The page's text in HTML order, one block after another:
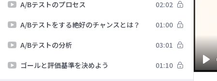
A/Bテストのプロセス 02:02
A/Bテストをする絶好のチャンスとは？ 01:00
A/Bテストの分析 03:01
ゴールと評価基準を決めよう 01:10